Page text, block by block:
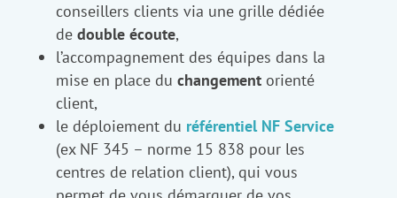
conseillers clients via une grille dédiée
de double écoute,
l’accompagnement des équipes dans la
mise en place du changementorienté
client,
le déploiement du référentiel NF Service
(ex NF 345 – norme 15 838 pour les
centres de relation client), qui vous